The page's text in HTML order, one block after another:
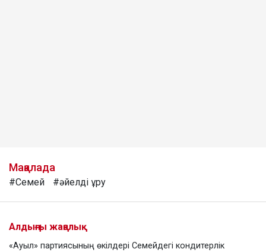
Мақалада
#Семей #әйелді ұру
Алдыңғы жаңалық
«Ауыл» партиясының өкілдері Семейдегі кондитерлік